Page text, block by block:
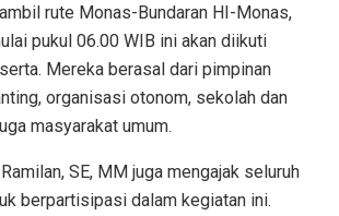
rute Monas-Bundaran HI-Monas,
pukul 06.00 WIB ini akan diikuti
Mereka berasal dari pimpinan
organisasi otonom, sekolah dan
masyarakat umum.
SE, MM juga mengajak seluruh
berpartisipasi dalam kegiatan ini.